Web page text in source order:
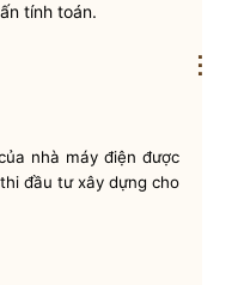
tính toán.
nhà máy điện được
đầu tư xây dựng cho
⋮